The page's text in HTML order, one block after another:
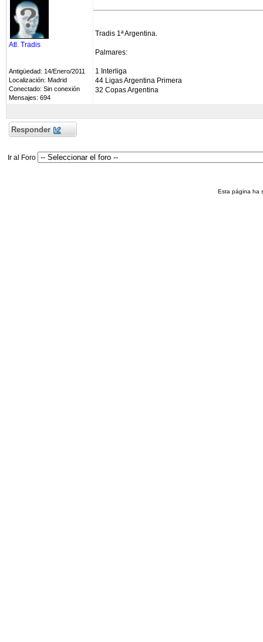
Atl. Tradis
Antigüedad: 14/Enero/2011
Localización: Madrid
Conectado: Sin conexión
Mensajes: 694
Tradis 1ª Argentina.
Palmares:
1 Interliga
44 Ligas Argentina Primera
32 Copas Argentina
Responder
Ir al Foro
Esta página ha